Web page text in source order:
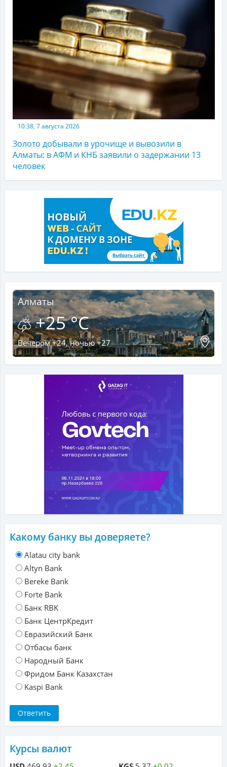
10:38, 7 августа 2026
Золото добывали в урочище и вывозили в
Алматы: в АФМ и КНБ заявили о задержании 13
человек
Алматы
+25 °C
Вечером +24, ночью +27
Какому банку вы доверяете?
Alatau city bank
Altyn Bank
Bereke Bank
Forte Bank
Банк RBK
Банк ЦентрКредит
Евразийский Банк
Отбасы банк
Народный Банк
Фридом Банк Казахстан
Kaspi Bank
Курсы валют